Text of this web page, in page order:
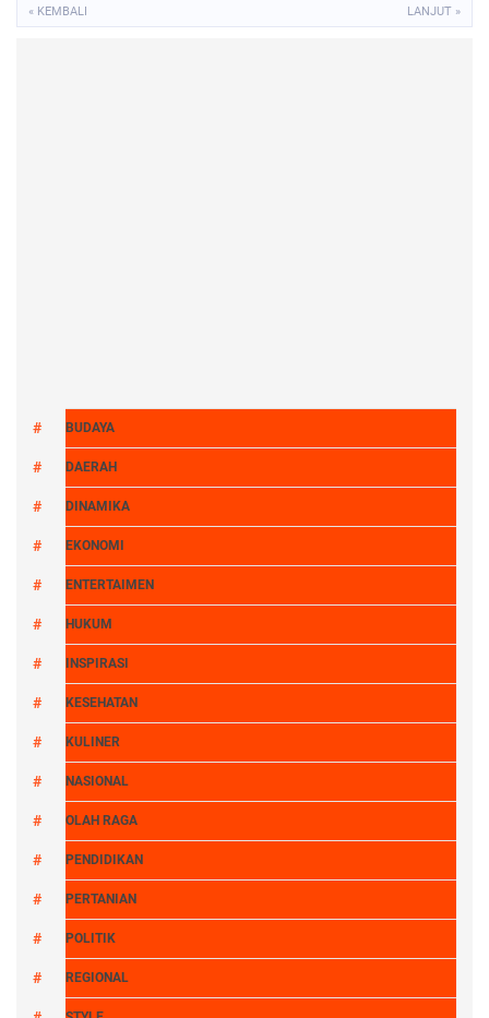
« KEMBALI LANJUT »
BUDAYA
DAERAH
DINAMIKA
EKONOMI
ENTERTAIMEN
HUKUM
INSPIRASI
KESEHATAN
KULINER
NASIONAL
OLAH RAGA
PENDIDIKAN
PERTANIAN
POLITIK
REGIONAL